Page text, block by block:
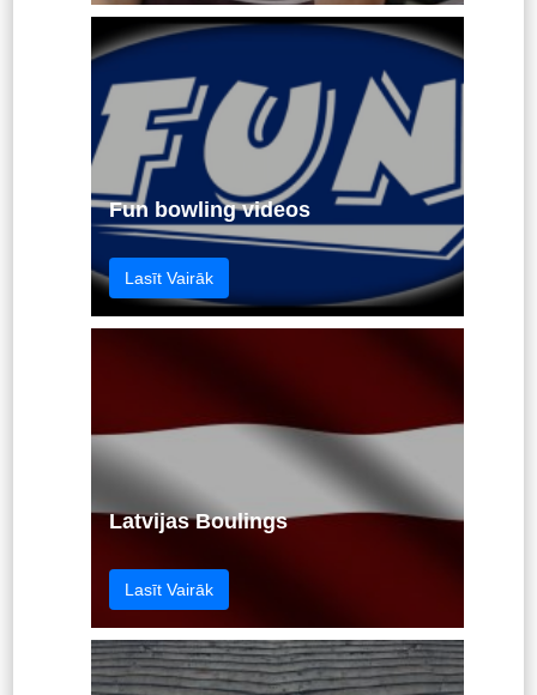
Fun bowling videos
Lasīt Vairāk
Latvijas Boulings
Lasīt Vairāk